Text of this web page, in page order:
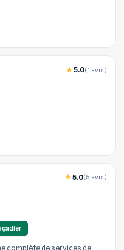
5.0(1 avis)
5.0(5 avis)
complète de services de